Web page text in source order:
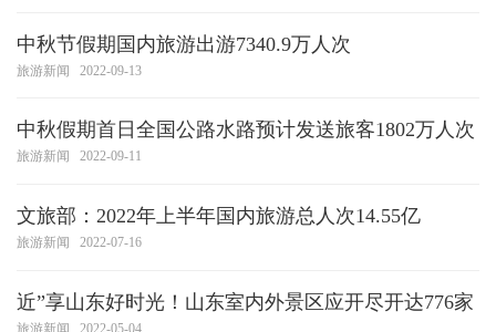
中秋节假期国内旅游出游7340.9万人次
旅游新闻 2022-09-13
中秋假期首日全国公路水路预计发送旅客1802万人次
旅游新闻 2022-09-11
文旅部：2022年上半年国内旅游总人次14.55亿
旅游新闻 2022-07-16
近”享山东好时光！山东室内外景区应开尽开达776家
旅游新闻 2022-05-04